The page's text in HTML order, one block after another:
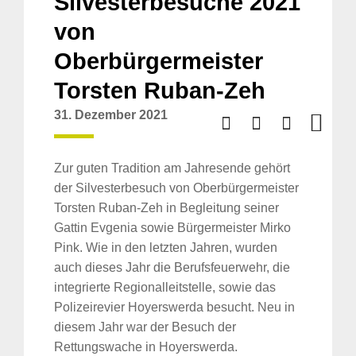
von
Oberbürgermeister
Torsten Ruban-Zeh
31. Dezember 2021
Zur guten Tradition am Jahresende gehört
der Silvesterbesuch von Oberbürgermeister
Torsten Ruban-Zeh in Begleitung seiner
Gattin Evgenia sowie Bürgermeister Mirko
Pink. Wie in den letzten Jahren, wurden
auch dieses Jahr die Berufsfeuerwehr, die
integrierte Regionalleitstelle, sowie das
Polizeirevier Hoyerswerda besucht. Neu in
diesem Jahr war der Besuch der
Rettungswache in Hoyerswerda.